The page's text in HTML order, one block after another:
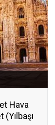
Hava